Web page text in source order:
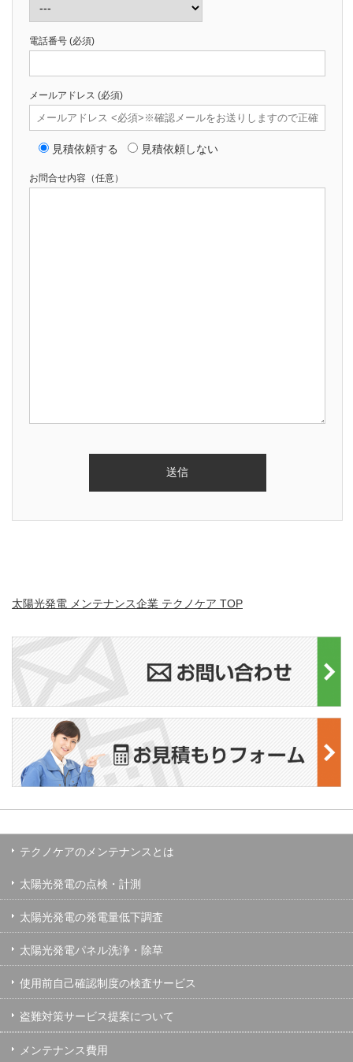
電話番号 (必須)
メールアドレス (必須)
見積依頼する 見積依頼しない
お問合せ内容（任意）
太陽光発電 メンテナンス企業 テクノケア TOP
テクノケアのメンテナンスとは
太陽光発電の点検・計測
太陽光発電の発電量低下調査
太陽光発電パネル洗浄・除草
使用前自己確認制度の検査サービス
盗難対策サービス提案について
メンテナンス費用